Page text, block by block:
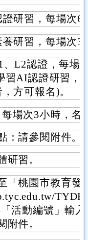
研習，每場次6
研習，每場次3
L2認證，每場
習AI認證研習，
方可報名)。
場次3小時，名
：請參閱附件。
研習。
「桃園市教育發
「活動編號」輸
附件。